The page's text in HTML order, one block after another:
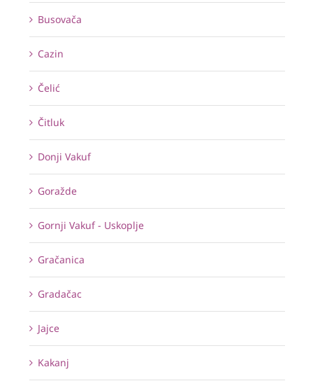
Busovača
Cazin
Čelić
Čitluk
Donji Vakuf
Goražde
Gornji Vakuf - Uskoplje
Gračanica
Gradačac
Jajce
Kakanj